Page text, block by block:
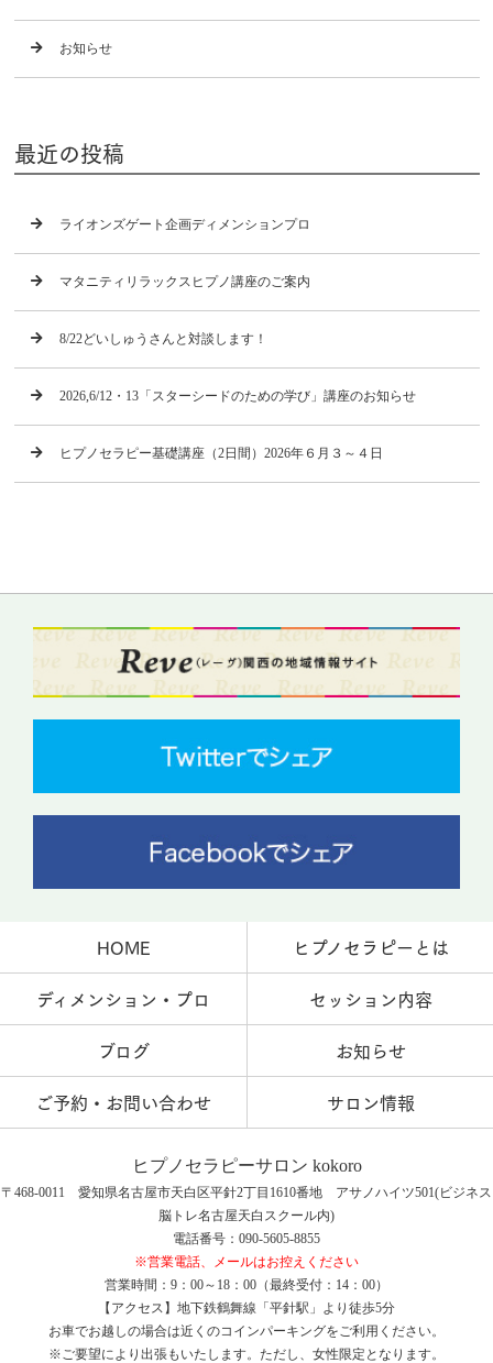
お知らせ
最近の投稿
ライオンズゲート企画ディメンションプロ
マタニティリラックスヒプノ講座のご案内
8/22どいしゅうさんと対談します！
2026,6/12・13「スターシードのための学び」講座のお知らせ
ヒプノセラピー基礎講座（2日間）2026年６月３～４日
HOME
ヒプノセラピーとは
ディメンション・プロ
セッション内容
ブログ
お知らせ
ご予約・お問い合わせ
サロン情報
ヒプノセラピーサロン kokoro
〒468-0011 愛知県名古屋市天白区平針2丁目1610番地 アサノハイツ501(ビジネス
脳トレ名古屋天白スクール内)
電話番号：090-5605-8855
※営業電話、メールはお控えください
営業時間：9：00～18：00（最終受付：14：00）
【アクセス】地下鉄鶴舞線「平針駅」より徒歩5分
お車でお越しの場合は近くのコインパーキングをご利用ください。
※ご要望により出張もいたします。ただし、女性限定となります。